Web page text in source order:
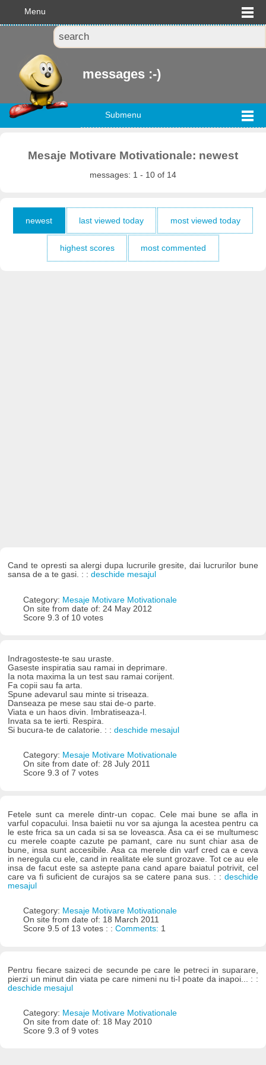
Menu
messages :-)
Submenu
Mesaje Motivare Motivationale: newest
messages: 1 - 10 of 14
newest last viewed today most viewed today
highest scores most commented
Cand te opresti sa alergi dupa lucrurile gresite, dai lucrurilor bune
sansa de a te gasi. : :deschide mesajul
Category: Mesaje Motivare Motivationale
On site from date of: 24 May 2012
Score 9.3 of 10 votes
Indragosteste-te sau uraste.
Gaseste inspiratia sau ramai in deprimare.
Ia nota maxima la un test sau ramai corijent.
Fa copii sau fa arta.
Spune adevarul sau minte si triseaza.
Danseaza pe mese sau stai de-o parte.
Viata e un haos divin. Imbratiseaza-l.
Invata sa te ierti. Respira.
Si bucura-te de calatorie. : :deschide mesajul
Category: Mesaje Motivare Motivationale
On site from date of: 28 July 2011
Score 9.3 of 7 votes
Fetele sunt ca merele dintr-un copac. Cele mai bune se afla in
varful copacului. Insa baietii nu vor sa ajunga la acestea pentru ca
le este frica sa un cada si sa se loveasca. Asa ca ei se multumesc
cu merele coapte cazute pe pamant, care nu sunt chiar asa de
bune, insa sunt accesibile. Asa ca merele din varf cred ca e ceva
in neregula cu ele, cand in realitate ele sunt grozave. Tot ce au ele
insa de facut este sa astepte pana cand apare baiatul potrivit, cel
care va fi suficient de curajos sa se catere pana sus. : : deschide
mesajul
Category: Mesaje Motivare Motivationale
On site from date of: 18 March 2011
Score 9.5 of 13 votes : : Comments: 1
Pentru fiecare saizeci de secunde pe care le petreci in suparare,
pierzi un minut din viata pe care nimeni nu ti-l poate da inapoi... : :
deschide mesajul
Category: Mesaje Motivare Motivationale
On site from date of: 18 May 2010
Score 9.3 of 9 votes